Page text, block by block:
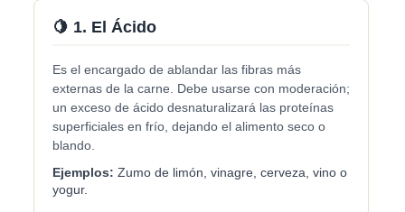
🍋 1. El Ácido
Es el encargado de ablandar las fibras más
externas de la carne. Debe usarse con moderación;
un exceso de ácido desnaturalizará las proteínas
superficiales en frío, dejando el alimento seco o
blando.
Ejemplos: Zumo de limón, vinagre, cerveza, vino o
yogur.